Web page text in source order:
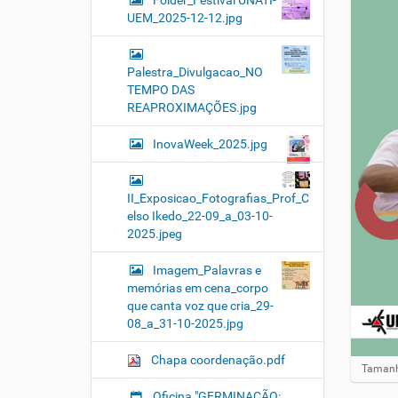
UEM_2025-12-12.jpg
Palestra_Divulgacao_NO
TEMPO DAS
REAPROXIMAÇÕES.jpg
InovaWeek_2025.jpg
II_Exposicao_Fotografias_Prof_C
elso Ikedo_22-09_a_03-10-
2025.jpeg
Imagem_Palavras e
memórias em cena_corpo
que canta voz que cria_29-
08_a_31-10-2025.jpg
Chapa coordenação.pdf
Clique